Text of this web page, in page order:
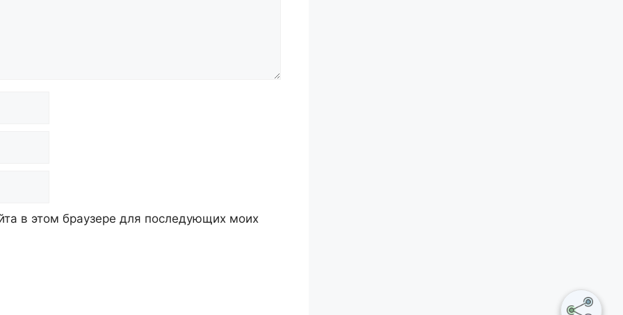
в этом браузере для последующих моих